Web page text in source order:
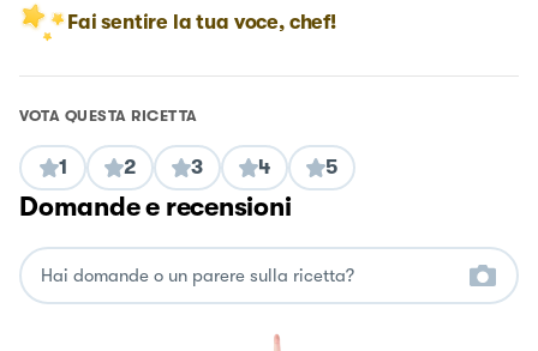
Fai sentire la tua voce, chef!
VOTA QUESTA RICETTA
1 2 3 4 5
Domande e recensioni